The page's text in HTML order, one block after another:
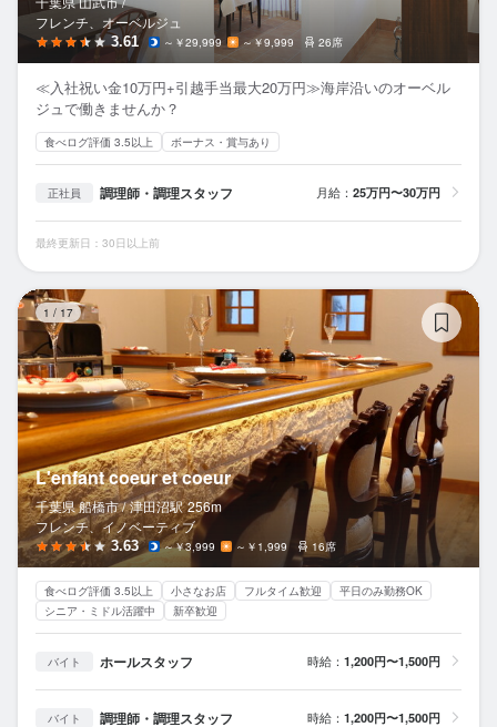
フレンチ、オーベルジュ
3.61 ～￥29,999 ～￥9,999 26席
≪入社祝い金10万円+引越手当最大20万円≫海岸沿いのオーベル
ジュで働きませんか？
食べログ評価 3.5以上 ボーナス・賞与あり
正社員 調理師・調理スタッフ 月給： 25万円〜30万円
最終更新日：30日以上前
1 / 17
L'enfant coeur et coeur
千葉県 船橋市 / 津田沼駅 256m
フレンチ、イノベーティブ
3.63 ～￥3,999 ～￥1,999 16席
食べログ評価 3.5以上 小さなお店 フルタイム歓迎
平日のみ勤務OK
シニア・ミドル活躍中
新卒歓迎
バイト ホールスタッフ 時給： 1,200円〜1,500円
バイト 調理師・調理スタッフ 時給： 1,200円〜1,500円